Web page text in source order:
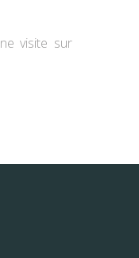
visite sur